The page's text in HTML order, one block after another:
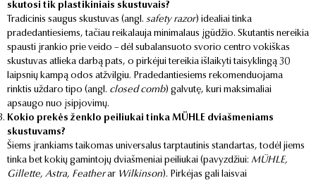
skutosi tik plastikiniais skustuvais?
Tradicinis saugus skustuvas (angl. safety razor) idealiai tinka
pradedantiesiems, tačiau reikalauja minimalaus įgūdžio. Skutantis nereikia
spausti įrankio prie veido – dėl subalansuoto svorio centro vokiškas
skustuvas atlieka darbą pats, o pirkėjui tereikia išlaikyti taisyklingą 30
laipsnių kampą odos atžvilgiu. Pradedantiesiems rekomenduojama
rinktis uždaro tipo (angl. closed comb) galvutę, kuri maksimaliai
apsaugo nuo įsipjovimų.
Kokio prekės ženklo peiliukai tinka MÜHLE dviašmeniams
skustuvams?
Šiems įrankiams taikomas universalus tarptautinis standartas, todėl jiems
tinka bet kokių gamintojų dviašmeniai peiliukai (pavyzdžiui: MÜHLE,
Gillette, Astra, Featherar Wilkinson). Pirkėjas gali laisvai